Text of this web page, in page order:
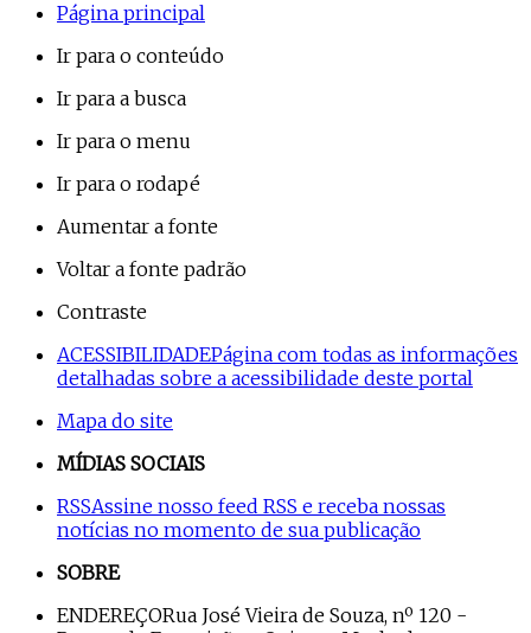
Página principal
Ir para o conteúdo
Ir para a busca
Ir para o menu
Ir para o rodapé
Aumentar a fonte
Voltar a fonte padrão
Contraste
ACESSIBILIDADEPágina com todas as informações
detalhadas sobre a acessibilidade deste portal
Mapa do site
MÍDIAS SOCIAIS
RSSAssine nosso feed RSS e receba nossas
notícias no momento de sua publicação
SOBRE
ENDEREÇORua José Vieira de Souza, nº 120 -